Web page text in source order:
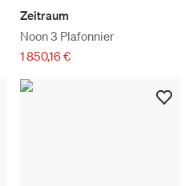
Zeitraum
Noon 3 Plafonnier
1 850,16 €